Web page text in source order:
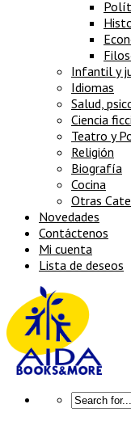
Infantil y
Idiomas
Salud,
Ciencia
Teatro y
Religión
Biografía
Cocina
Otras
Novedades
Contáctenos
Mi cuenta
Lista de deseos